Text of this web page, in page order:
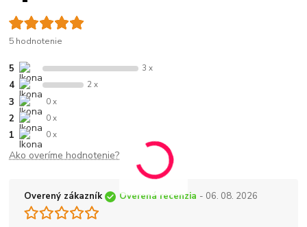
5 hodnotenie
5 3 x
4 2 x
3 0 x
2 0 x
1 0 x
Ako overíme hodnotenie?
Overený zákazník Overená recenzia - 06. 08. 2026